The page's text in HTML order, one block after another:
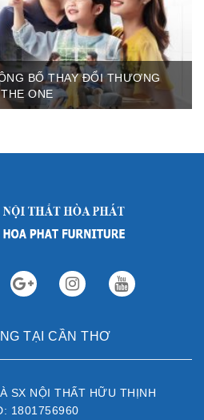
BỐ THAY ĐỔI THƯƠNG
ONE
TẠI CẦN THƠ
SX NỘI THẤT HỮU THỊNH
1801756960